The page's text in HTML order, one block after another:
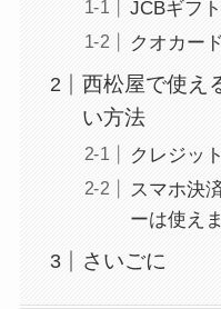
JCBギフ
クオカー
西松屋で使え
い方法
クレジッ
スマホ決
ーは使え
さいごに